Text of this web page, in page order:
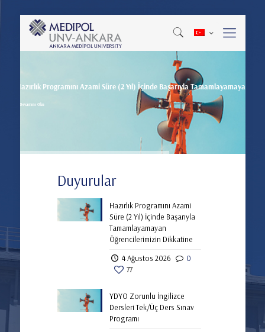
Hazırlık Programını Azami Süre (2 Yıl) İçinde Başarıyla Tamamlayamayan
Devamını Oku
Duyurular
Hazırlık Programını Azami
Süre (2 Yıl) İçinde Başarıyla
Tamamlayamayan
Öğrencilerimizin Dikkatine
4 Ağustos 2026
0
77
YDYO Zorunlu İngilizce
Dersleri Tek/Üç Ders Sınav
Programı